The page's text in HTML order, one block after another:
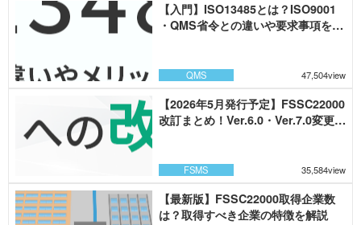
QMS 47,504view
【入門】ISO13485とは？ISO9001
・QMS省令との違いや要求事項を解
FSMS 35,584view
【2026年5月発行予定】FSSC22000
改訂まとめ！Ver.6.0・Ver.7.0変更点
【最新版】FSSC22000取得企業数
は？取得すべき企業の特徴を解説